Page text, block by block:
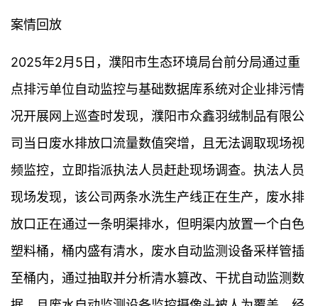
案情回放
2025年2月5日，濮阳市生态环境局台前分局通过重
点排污单位自动监控与基础数据库系统对企业排污情
况开展网上巡查时发现，濮阳市众鑫羽绒制品有限公
司当日废水排放口流量数值突增，且无法调取现场视
频监控，立即指派执法人员赶赴现场调查。执法人员
现场发现，该公司两条水洗生产线正在生产，废水排
放口正在通过一条明渠排水，但明渠内放置一个白色
塑料桶，桶内盛有清水，废水自动监测设备采样管插
至桶内，通过抽取并分析清水篡改、干扰自动监测数